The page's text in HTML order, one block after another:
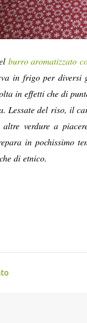
burro aromatizzato
in frigo per
in effetti che di
Lessate del riso, il
verdure a
in pochissimo
di etnico.